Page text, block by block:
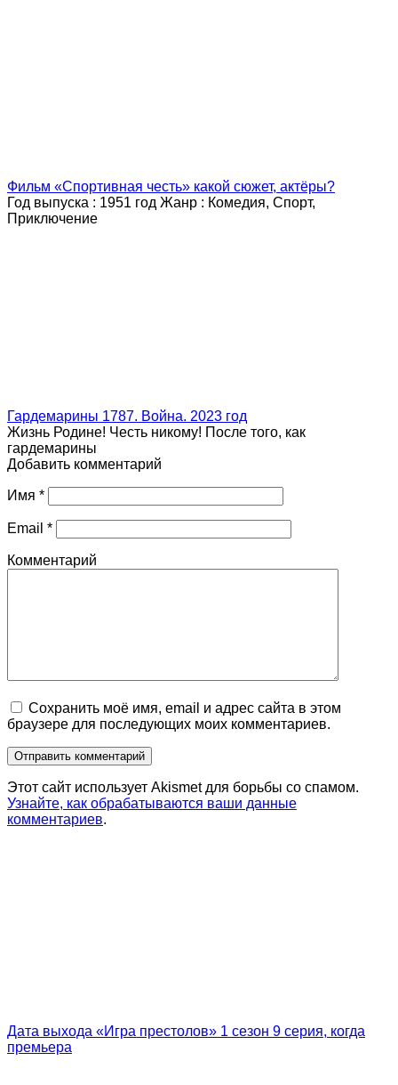
Фильм «Спортивная честь» какой сюжет, актёры?
Год выпуска : 1951 год Жанр : Комедия, Спорт,
Приключение
Гардемарины 1787. Война. 2023 год
Жизнь Родине! Честь никому! После того, как
гардемарины
Добавить комментарий
Имя *
Email *
Комментарий
Сохранить моё имя, email и адрес сайта в этом
браузере для последующих моих комментариев.
Этот сайт использует Akismet для борьбы со спамом.
Узнайте, как обрабатываются ваши данные
комментариев.
Дата выхода «Игра престолов» 1 сезон 9 серия, когда
премьера